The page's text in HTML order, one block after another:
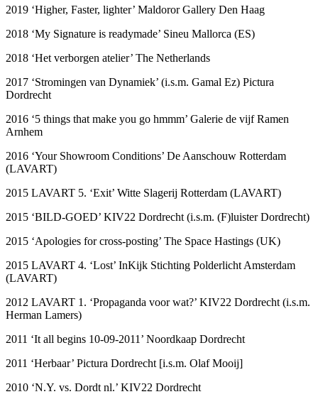
2019 ‘Higher, Faster, lighter’ Maldoror Gallery Den Haag
2018 ‘My Signature is readymade’ Sineu Mallorca (ES)
2018 ‘Het verborgen atelier’ The Netherlands
2017 ‘Stromingen van Dynamiek’ (i.s.m. Gamal Ez) Pictura
Dordrecht
2016 ‘5 things that make you go hmmm’ Galerie de vijf Ramen
Arnhem
2016 ‘Your Showroom Conditions’ De Aanschouw Rotterdam
(LAVART)
2015 LAVART 5. ‘Exit’ Witte Slagerij Rotterdam (LAVART)
2015 ‘BILD-GOED’ KIV22 Dordrecht (i.s.m. (F)luister Dordrecht)
2015 ‘Apologies for cross-posting’ The Space Hastings (UK)
2015 LAVART 4. ‘Lost’ InKijk Stichting Polderlicht Amsterdam
(LAVART)
2012 LAVART 1. ‘Propaganda voor wat?’ KIV22 Dordrecht (i.s.m.
Herman Lamers)
2011 ‘It all begins 10-09-2011’ Noordkaap Dordrecht
2011 ‘Herbaar’ Pictura Dordrecht [i.s.m. Olaf Mooij]
2010 ‘N.Y. vs. Dordt nl.’ KIV22 Dordrecht